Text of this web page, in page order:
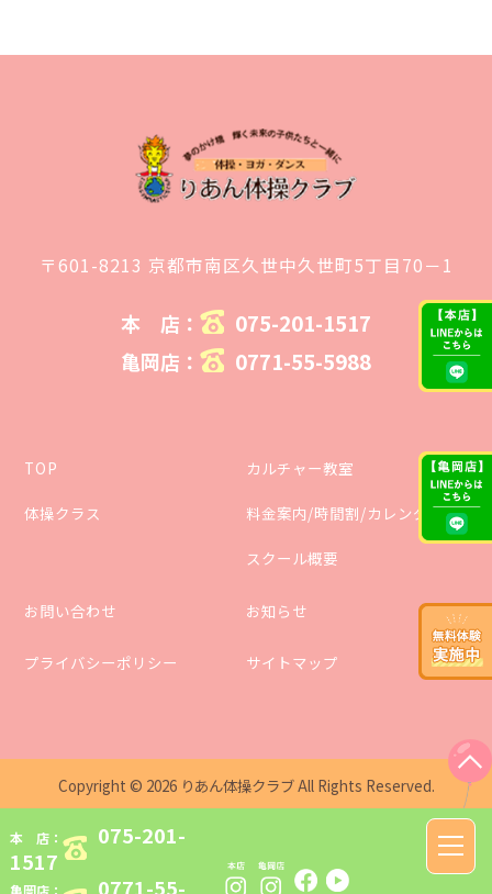
本 店：
075-201-
1517
亀岡店： 0771-55-
toggle
〒601-8213 京都市南区久世中久世町5丁目70－1
本 店： 075-201-1517
亀岡店： 0771-55-5988
TOP
体操クラス
カルチャー教室
料金案内/時間割/カレンダー
スクール概要
お問い合わせ お知らせ
プライバシーポリシー サイトマップ
Copyright © 2026 りあん体操クラブAll Rights Reserved.